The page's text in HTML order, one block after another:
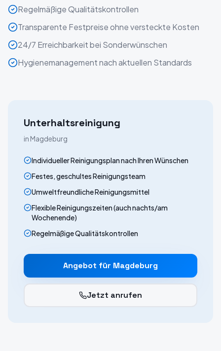
Regelmäßige Qualitätskontrollen
Transparente Festpreise ohne versteckte Kosten
24/7 Erreichbarkeit bei Sonderwünschen
Hygienemanagement nach aktuellen Standards
Unterhaltsreinigung
in Magdeburg
Individueller Reinigungsplan nach Ihren Wünschen
Festes, geschultes Reinigungsteam
Umweltfreundliche Reinigungsmittel
Flexible Reinigungszeiten (auch nachts/am
Wochenende)
Regelmäßige Qualitätskontrollen
Angebot für Magdeburg
Jetzt anrufen